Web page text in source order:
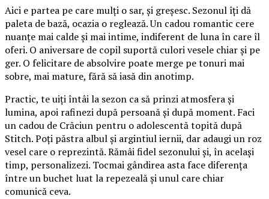
Aici e partea pe care mulți o sar, și greșesc. Sezonul îți dă
paleta de bază, ocazia o reglează. Un cadou romantic cere
nuanțe mai calde și mai intime, indiferent de luna în care îl
oferi. O aniversare de copil suportă culori vesele chiar și pe
ger. O felicitare de absolvire poate merge pe tonuri mai
sobre, mai mature, fără să iasă din anotimp.
Practic, te uiți întâi la sezon ca să prinzi atmosfera și
lumina, apoi rafinezi după persoană și după moment. Faci
un cadou de Crăciun pentru o adolescentă topită după
Stitch. Poți păstra albul și argintiul iernii, dar adaugi un roz
vesel care o reprezintă. Rămâi fidel sezonului și, în același
timp, personalizezi. Tocmai gândirea asta face diferența
între un buchet luat la repezeală și unul care chiar
comunică ceva.